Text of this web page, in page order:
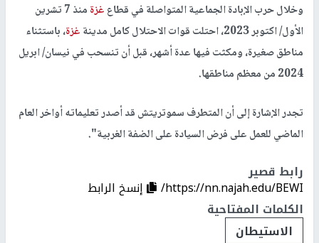
وخلال حرب الإبادة الجماعية المتواصلة في قطاعغزة
منذ 7 تشرين
الأول/ اكتوبر 2023، احتلت قوات الاحتلال كامل مدينة
غزة، باستثناء
مناطق صغيرة، ومكثت فيها عدة أشهر، قبل أن تنسحب في نيسان/ ابريل
2024 من معظم مناطقها.
تجدر الإشارة إلى أن المتطرف سموتريتش قد أصدر تعليماته أواخر العام
الماضي للعمل على فرض السيادة على الضفة الغربية".
رابط قصير
https://nn.najah.edu/BEWI/
إنسخ الرابط
الكلمات المفتاحية
الاستيطان